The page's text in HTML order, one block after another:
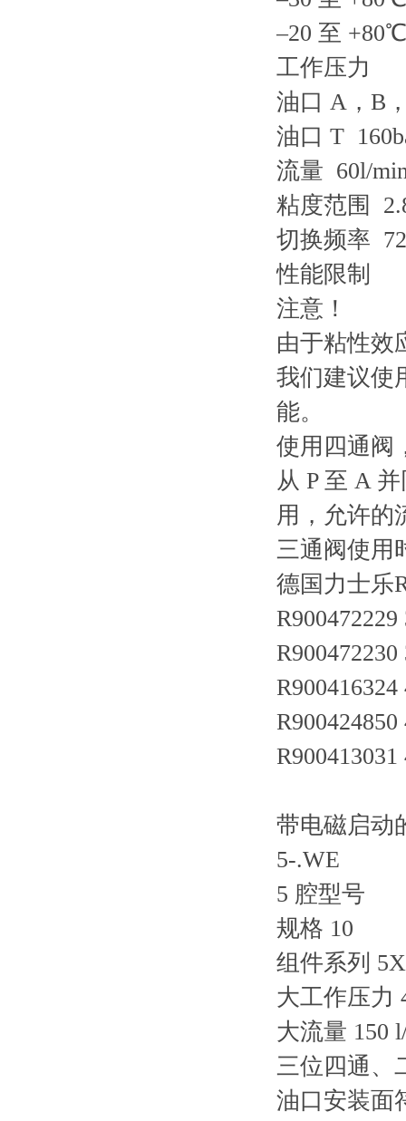
–20 至
工作压力
油口 A，B
油口 T
流量 60l/
粘度范围
切换频率
性能限制
注意！
由于粘性效
我们建议使
能。
使用四通阀
从 P 至 A
用，允许的
三通阀使用
德国力士乐
带电磁启动
5-.WE
5 腔型号
规格 10
组件系列 5X
大工作压力
大流量 150
三位四通、
油口安装面